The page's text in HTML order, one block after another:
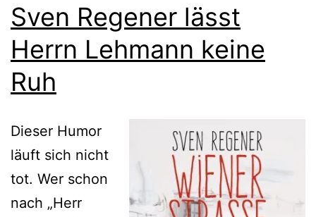
Sven Regener lässt
Herrn Lehmann keine
Ruh
Dieser Humor
läuft sich nicht
tot. Wer schon
nach „Herr